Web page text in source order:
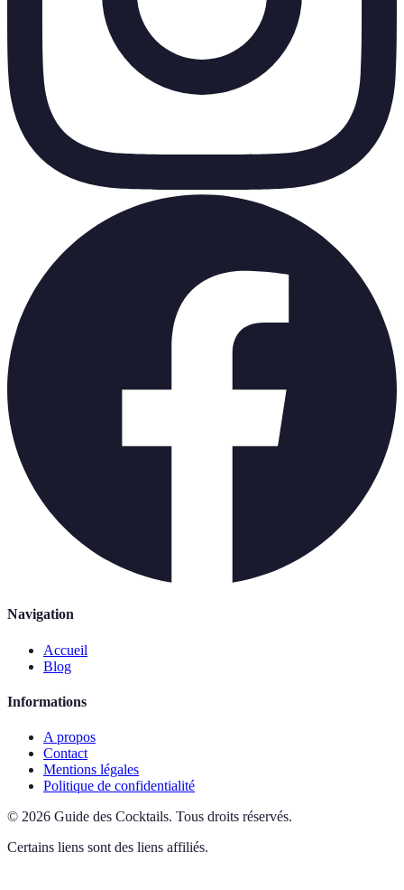
Navigation
Accueil
Blog
Informations
A propos
Contact
Mentions légales
Politique de confidentialité
© 2026 Guide des Cocktails. Tous droits réservés.
Certains liens sont des liens affiliés.